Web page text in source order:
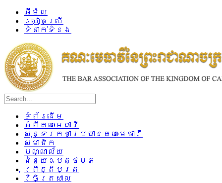
អ៊ីម៉ែល
របៀបប្រើ
ទំនាក់ទំនង
ទំព័រដើម
អំពីគណៈមេធាវី
សុន្ទរកថាប្រធានគណៈមេធាវី
សមាជិក
បណ្ណាល័យ
ជំនួយឧបត្ថម្ភ
ព្រឹត្តិបត្រ
វិចិត្រសាល